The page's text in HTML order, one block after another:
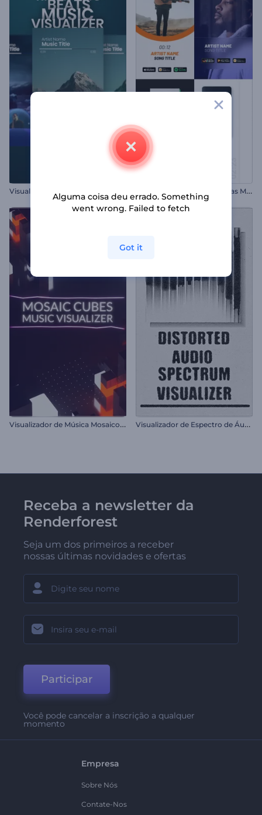
Visualizador de Música Rítmica P
romoção de Álbum Batidas Modernas
V
isualizador de Música Mosaico de Cubos V
isualizador de Espectro de Áudio Distorcido
Receba a newsletter da
Renderforest
Seja um dos primeiros a receber
nossas últimas novidades e ofertas
Participar
Você pode cancelar a inscrição a qualquer
momento
Empresa
Sobre Nós
Contate-Nos
Alguma coisa deu errado. Something
went wrong. Failed to fetch
Got it